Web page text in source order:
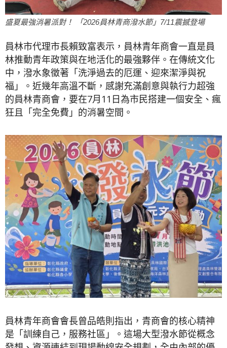
盛夏最強消暑派對！ 「2026員林青商潑水節」7/11震撼登場
員林市代理市長賴致富表示，員林青年商會一直是員
林推動青年政策與在地活化的最強夥伴。在傳統文化
中，潑水象徵著「洗淨過去的厄運、迎來潔淨與祝
福」。近幾年高溫不斷，感謝充滿創意與執行力超強
的員林青商會，要在7月11日為市民搭建一個安全、瘋
狂且「完全免費」的消暑空間。
員林青年商會會長曾品皓則指出，青商會的核心精神
是「訓練自己，服務社區」。這場大型潑水節從概念